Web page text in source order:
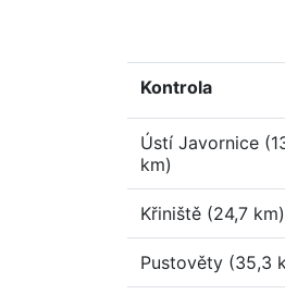
Kontrola
Ústí Javornice
km)
Křiniště (24,7 km)
Pustověty (35,3